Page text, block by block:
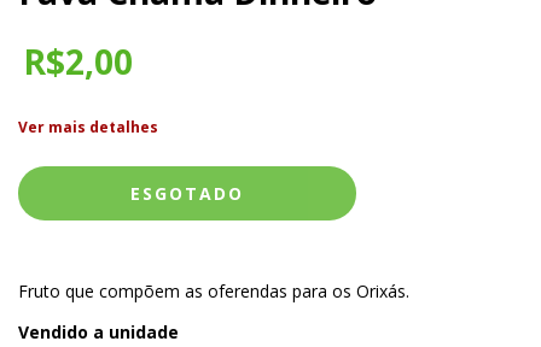
R$2,00
Ver mais detalhes
Fruto que compõem as oferendas para os Orixás.
Vendido a unidade